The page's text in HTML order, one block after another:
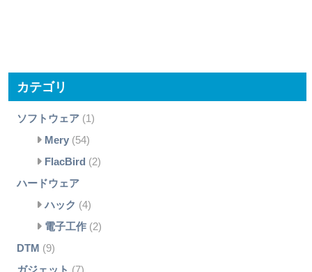
カテゴリ
ソフトウェア(1)
Mery(54)
FlacBird (2)
ハードウェア
ハック (4)
電子工作(2)
DTM (9)
ガジェット (7)